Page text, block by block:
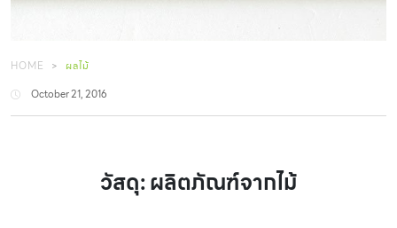
HOME
ผลไม้
October 21, 2016
วัสดุ: ผลิตภัณฑ์จากไม้